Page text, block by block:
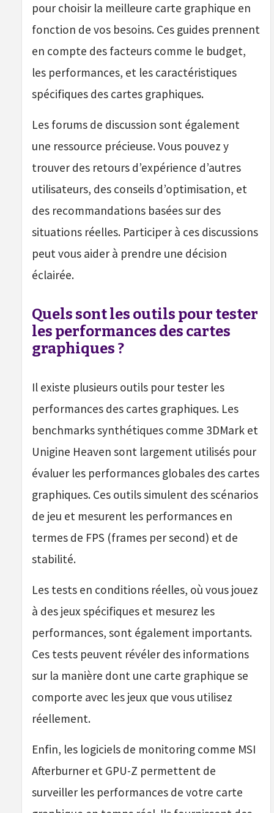
pour choisir la meilleure carte graphique en
fonction de vos besoins. Ces guides prennent
en compte des facteurs comme le budget,
les performances, et les caractéristiques
spécifiques des cartes graphiques.
Les forums de discussion sont également
une ressource précieuse. Vous pouvez y
trouver des retours d’expérience d’autres
utilisateurs, des conseils d’optimisation, et
des recommandations basées sur des
situations réelles. Participer à ces discussions
peut vous aider à prendre une décision
éclairée.
Quels sont les outils pour tester
les performances des cartes
graphiques ?
Il existe plusieurs outils pour tester les
performances des cartes graphiques. Les
benchmarks synthétiques comme 3DMark et
Unigine Heaven sont largement utilisés pour
évaluer les performances globales des cartes
graphiques. Ces outils simulent des scénarios
de jeu et mesurent les performances en
termes de FPS (frames per second) et de
stabilité.
Les tests en conditions réelles, où vous jouez
à des jeux spécifiques et mesurez les
performances, sont également importants.
Ces tests peuvent révéler des informations
sur la manière dont une carte graphique se
comporte avec les jeux que vous utilisez
réellement.
Enfin, les logiciels de monitoring comme MSI
Afterburner et GPU-Z permettent de
surveiller les performances de votre carte